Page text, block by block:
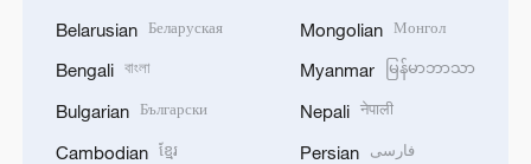
Belarusian Беларуская
Bengali বাংলা
Bulgarian Български
Cambodian ខ្មែរ
Mongolian Монгол
Myanmar မြန်မာဘာသာ
Nepali नेपाली
Persian فارسی